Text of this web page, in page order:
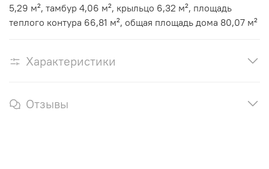
5,29 м², тамбур 4,06 м², крыльцо 6,32 м², площадь
теплого контура 66,81 м², общая площадь дома 80,07 м²
Характеристики
Отзывы